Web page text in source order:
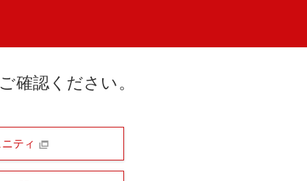
確認ください。
ティ